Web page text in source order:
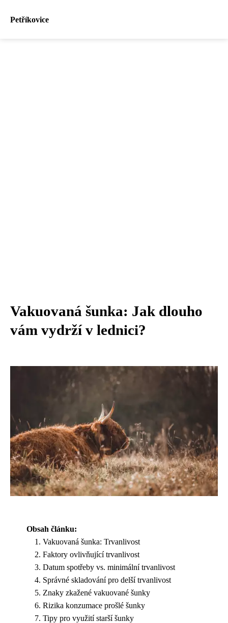
Petříkovice
Vakuovaná šunka: Jak dlouho
vám vydrží v lednici?
Obsah článku:
Vakuovaná šunka: Trvanlivost
Faktory ovlivňující trvanlivost
Datum spotřeby vs. minimální trvanlivost
Správné skladování pro delší trvanlivost
Znaky zkažené vakuované šunky
Rizika konzumace prošlé šunky
Tipy pro využití starší šunky